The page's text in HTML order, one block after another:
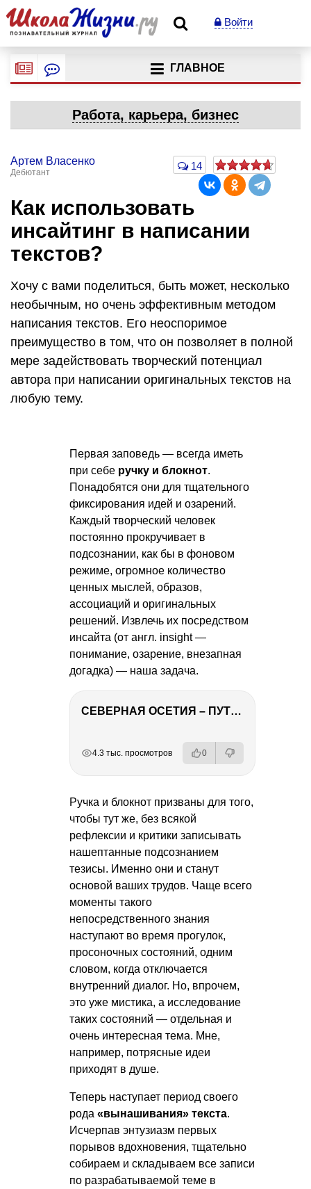
Войти
ГЛАВНОЕ
Работа, карьера, бизнес
Артем Власенко
Дебютант
14
Как использовать
инсайтинг в написании
текстов?
Хочу с вами поделиться, быть может, несколько
необычным, но очень эффективным методом
написания текстов. Его неоспоримое
преимущество в том, что он позволяет в полной
мере задействовать творческий потенциал
автора при написании оригинальных текстов на
любую тему.
Первая заповедь — всегда иметь
при себе ручку и блокнот.
Понадобятся они для тщательного
фиксирования идей и озарений.
Каждый творческий человек
постоянно прокручивает в
подсознании, как бы в фоновом
режиме, огромное количество
ценных мыслей, образов,
ассоциаций и оригинальных
решений. Извлечь их посредством
инсайта (от англ. insight —
понимание, озарение, внезапная
догадка) — наша задача.
СЕВЕРНАЯ ОСЕТИЯ – ПУТЕШЕСТВИЕ НА КАВКАЗ часть 4
4.3 тыс. просмотров 0
Ручка и блокнот призваны для того,
чтобы тут же, без всякой
рефлексии и критики записывать
нашептанные подсознанием
тезисы. Именно они и станут
основой ваших трудов. Чаще всего
моменты такого
непосредственного знания
наступают во время прогулок,
просоночных состояний, одним
словом, когда отключается
внутренний диалог. Но, впрочем,
это уже мистика, а исследование
таких состояний — отдельная и
очень интересная тема. Мне,
например, потрясные идеи
приходят в душе.
Теперь наступает период своего
рода «вынашивания» текста.
Исчерпав энтузиазм первых
порывов вдохновения, тщательно
собираем и складываем все записи
по разрабатываемой теме в